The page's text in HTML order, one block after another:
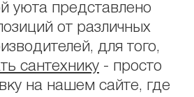
уюта представлено
от различных
для того,
сантехнику - просто
на нашем сайте, где